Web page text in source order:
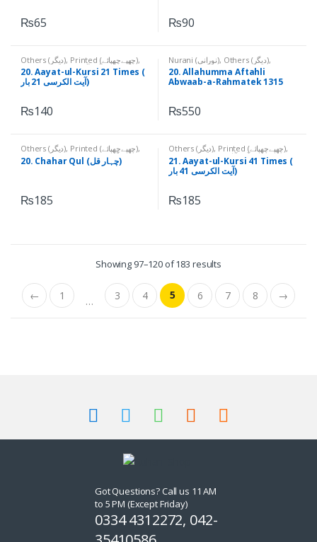
₨65 ₨90
Others (دیگر), Printed (چھپےچھپائے),
Qurani Aayaat (قرآنی آیات)
20. Aayat-ul-Kursi 21 Times (
آیت الکرسی 21 بار)
₨140
Nurani (نورانی), Others (دیگر),
Printed (چھپےچھپائے)
20. Allahumma Aftahli
Abwaab-a-Rahmatek 1315
₨550
Others (دیگر), Printed (چھپےچھپائے),
Qurani Suratain (قرآنی سورتیں) 20. Chahar Qul (چہار قل)
₨185
Others (دیگر), Printed (چھپےچھپائے),
Qurani Aayaat (قرآنی آیات)
21. Aayat-ul-Kursi 41 Times (
آیت الکرسی 41 بار)
₨185
Showing 97–120 of 183 results
← 1 … 3 4 5 6 7 8 →
Got Questions? Call us 11 AM
to 5 PM (Except Friday)
0334 4312272, 042-